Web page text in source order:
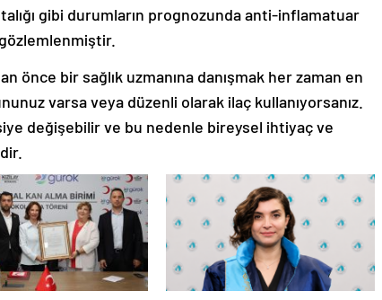
gibi durumların prognozunda anti-inflamatuar
önce bir sağlık uzmanına danışmak her zaman en
varsa veya düzenli olarak ilaç kullanıyorsanız.
değişebilir ve bu nedenle bireysel ihtiyaç ve